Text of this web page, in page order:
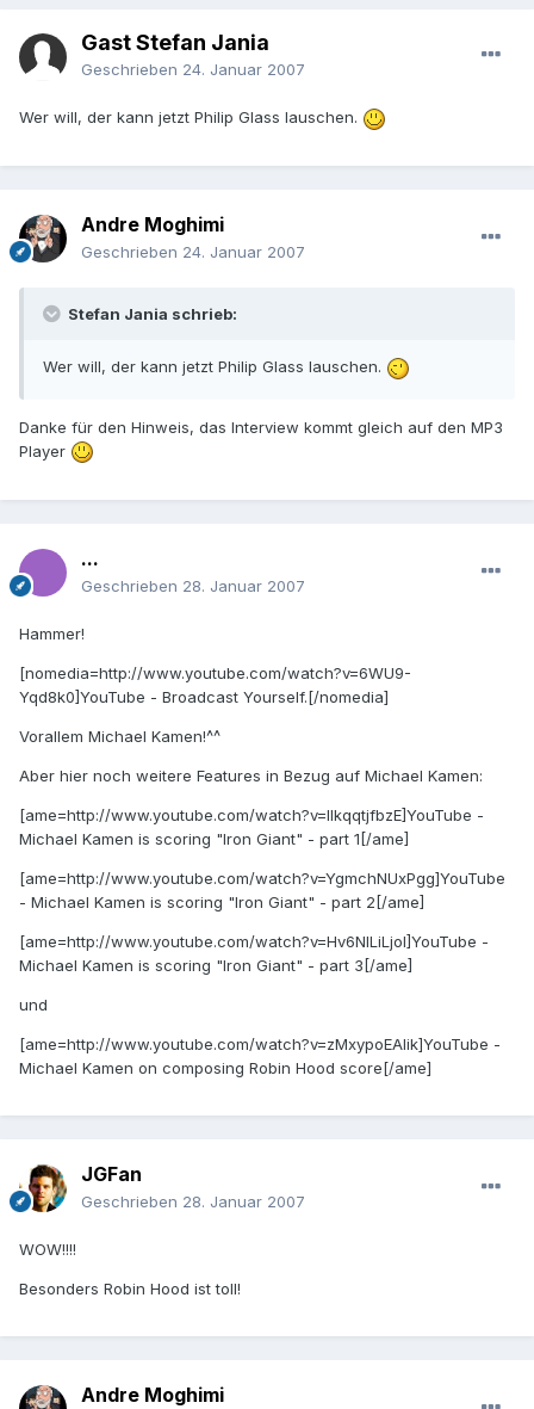
Gast Stefan Jania
Geschrieben 24. Januar 2007
Wer will, der kann jetzt Philip Glass lauschen.
Andre Moghimi
Geschrieben 24. Januar 2007
Stefan Jania schrieb:
Wer will, der kann jetzt Philip Glass lauschen.
Danke für den Hinweis, das Interview kommt gleich auf den MP3
Player
...
Geschrieben 28. Januar 2007
Hammer!
[nomedia=http://www.youtube.com/watch?v=6WU9-
Yqd8k0]YouTube - Broadcast Yourself.[/nomedia]
Vorallem Michael Kamen!^^
Aber hier noch weitere Features in Bezug auf Michael Kamen:
[ame=http://www.youtube.com/watch?v=IlkqqtjfbzE]YouTube -
Michael Kamen is scoring "Iron Giant" - part 1[/ame]
[ame=http://www.youtube.com/watch?v=YgmchNUxPgg]YouTube
- Michael Kamen is scoring "Iron Giant" - part 2[/ame]
[ame=http://www.youtube.com/watch?v=Hv6NlLiLjoI]YouTube -
Michael Kamen is scoring "Iron Giant" - part 3[/ame]
und
[ame=http://www.youtube.com/watch?v=zMxypoEAlik]YouTube -
Michael Kamen on composing Robin Hood score[/ame]
JGFan
Geschrieben 28. Januar 2007
WOW!!!!
Besonders Robin Hood ist toll!
Andre Moghimi